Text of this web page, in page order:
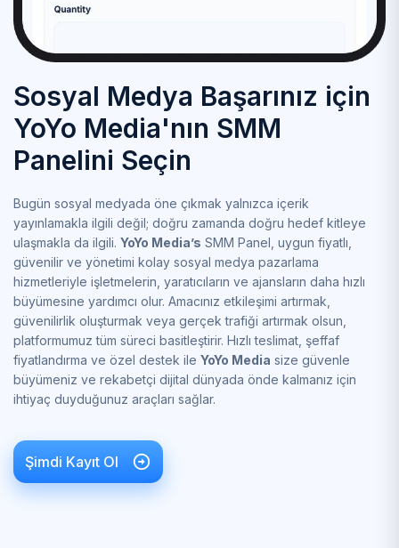
Sosyal Medya Başarınız için
YoYo Media'nın SMM
Panelini Seçin
Bugün sosyal medyada öne çıkmak yalnızca içerik
yayınlamakla ilgili değil; doğru zamanda doğru hedef kitleye
ulaşmakla da ilgili. YoYo Media’s SMM Panel, uygun fiyatlı,
güvenilir ve yönetimi kolay sosyal medya pazarlama
hizmetleriyle işletmelerin, yaratıcıların ve ajansların daha hızlı
büyümesine yardımcı olur. Amacınız etkileşimi artırmak,
güvenilirlik oluşturmak veya gerçek trafiği artırmak olsun,
platformumuz tüm süreci basitleştirir. Hızlı teslimat, şeffaf
fiyatlandırma ve özel destek ile YoYo Media size güvenle
büyümeniz ve rekabetçi dijital dünyada önde kalmanız için
ihtiyaç duyduğunuz araçları sağlar.
Şimdi Kayıt Ol